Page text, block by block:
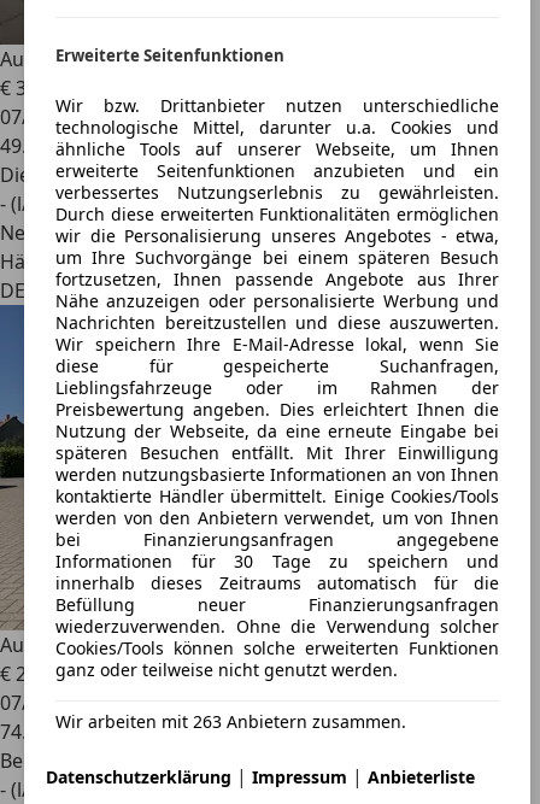
Erweiterte Seitenfunktionen
Wir bzw. Drittanbieter nutzen unterschiedliche
technologische Mittel, darunter u.a. Cookies und
ähnliche Tools auf unserer Webseite, um Ihnen
erweiterte Seitenfunktionen anzubieten und ein
verbessertes Nutzungserlebnis zu gewährleisten.
Durch diese erweiterten Funktionalitäten ermöglichen
wir die Personalisierung unseres Angebotes - etwa,
um Ihre Suchvorgänge bei einem späteren Besuch
fortzusetzen, Ihnen passende Angebote aus Ihrer
Nähe anzuzeigen oder personalisierte Werbung und
Nachrichten bereitzustellen und diese auszuwerten.
Wir speichern Ihre E-Mail-Adresse lokal, wenn Sie
diese für gespeicherte Suchanfragen,
Lieblingsfahrzeuge oder im Rahmen der
Preisbewertung angeben. Dies erleichtert Ihnen die
Nutzung der Webseite, da eine erneute Eingabe bei
späteren Besuchen entfällt. Mit Ihrer Einwilligung
werden nutzungsbasierte Informationen an von Ihnen
kontaktierte Händler übermittelt. Einige Cookies/Tools
werden von den Anbietern verwendet, um von Ihnen
bei Finanzierungsanfragen angegebene
Informationen für 30 Tage zu speichern und
innerhalb dieses Zeitraums automatisch für die
Befüllung neuer Finanzierungsanfragen
wiederzuverwenden. Ohne die Verwendung solcher
Cookies/Tools können solche erweiterten Funktionen
ganz oder teilweise nicht genutzt werden.
Wir arbeiten mit 263 Anbietern zusammen.
Datenschutzerklärung | Impressum | Anbieterliste
Audi Q3Sportback 40 TDI qu. S line AHK Matrix Shz
€ 32.930
07/2021
49.093 km
Diesel
- (l/100 km)
Neu
Händler
DE 82515
Audi Q335TFSI S-tronic AHK+Kamera+ACC+Navi+Virtual
€ 24.740
07/2021
74.053 km
Benzin
- (l/100 km)